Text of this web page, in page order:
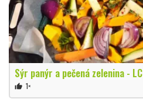
Sýr panýr a pečená zelenina - LC
thumb_up 1×